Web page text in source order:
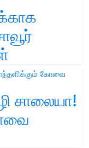
சாலையா!